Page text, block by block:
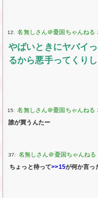
12:
やばいときにヤバイ
るから悪手ってくり
15:
誰が買うんたー
37:
ちょっと待って>>15が何か言っ